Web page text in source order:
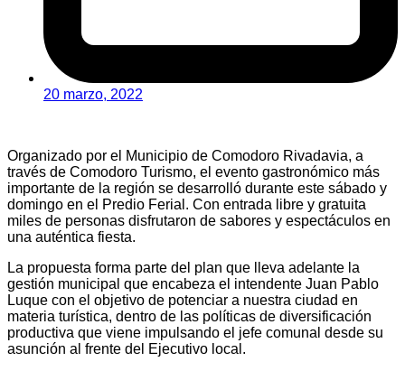
20 marzo, 2022
Organizado por el Municipio de Comodoro Rivadavia, a
través de Comodoro Turismo, el evento gastronómico más
importante de la región se desarrolló durante este sábado y
domingo en el Predio Ferial. Con entrada libre y gratuita
miles de personas disfrutaron de sabores y espectáculos en
una auténtica fiesta.
La propuesta forma parte del plan que lleva adelante la
gestión municipal que encabeza el intendente Juan Pablo
Luque con el objetivo de potenciar a nuestra ciudad en
materia turística, dentro de las políticas de diversificación
productiva que viene impulsando el jefe comunal desde su
asunción al frente del Ejecutivo local.